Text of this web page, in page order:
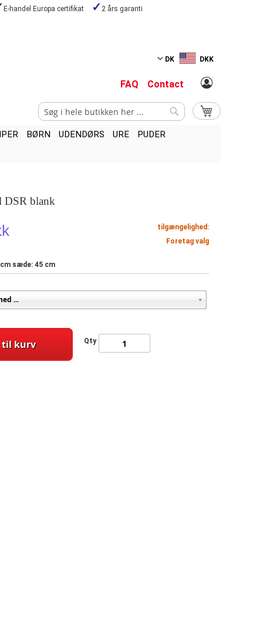
E-handel Europa certifikat 2 års garanti
DK DKK
FAQ Contact
My Cart
Search
BØRN UDENDØRS URE
PUDER
DSR blank
tilgængelighed:
Foretag valg
sæde: 45 cm
Qty
til kurv